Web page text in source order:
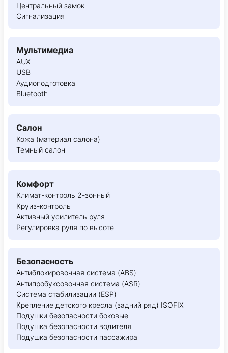
Центральный замок
Сигнализация
Мультимедиа
AUX
USB
Аудиоподготовка
Bluetooth
Салон
Кожа (материал салона)
Темный салон
Комфорт
Климат-контроль 2-зонный
Круиз-контроль
Активный усилитель руля
Регулировка руля по высоте
Безопасность
Антиблокировочная система (ABS)
Антипробуксовочная система (ASR)
Система стабилизации (ESP)
Крепление детского кресла (задний ряд) ISOFIX
Подушки безопасности боковые
Подушка безопасности водителя
Подушка безопасности пассажира